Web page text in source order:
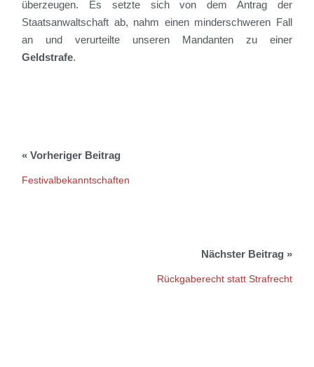
überzeugen. Es setzte sich von dem Antrag der
Staatsanwaltschaft ab, nahm einen minderschweren Fall
an und verurteilte unseren Mandanten zu einer
Geldstrafe.
Festivalbekanntschaften
Rückgaberecht statt Strafrecht